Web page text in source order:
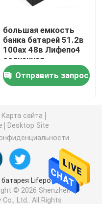
Lifepo4
большая емкость
банка батарей 51.2в
100ах 48в Лифепо4
солнечная
водоустойчивая
Отправить запрос
Карта сайта
Desktop Site
Lifepo4
© 2026 Shenzhen
Ltd.. All Rights